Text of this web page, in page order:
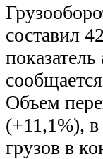
составил
Объем
(+11,1%),
грузов в